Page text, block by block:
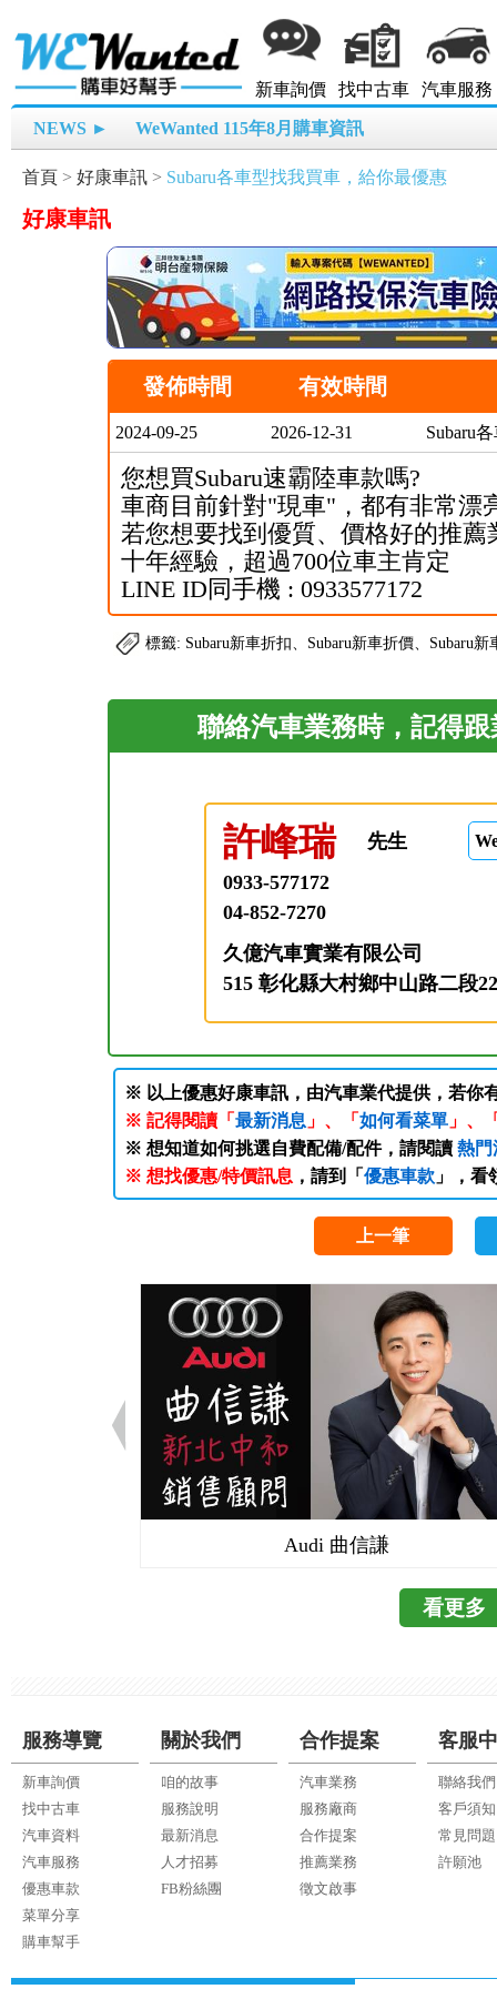
新車詢價 找中古車 汽車服務
NEWS ► WeWanted 115年8月購車資訊
首頁 > 好康車訊 > Subaru各車型找我買車，給你最優惠
好康車訊
發佈時間 有效時間
2024-09-25 2026-12-31 Subaru
您想買Subaru速霸陸車款嗎?
車商目前針對"現車"，都有非常漂
若您想要找到優質、價格好的推
十年經驗，超過700位車主肯定
LINE ID同手機 : 0933577172
標籤: Subaru新車折扣、Subaru新車折價、Subaru新
聯絡汽車業務時，記得
許峰瑞
先生
0933-577172
04-852-7270
久億汽車實業有限公司
515 彰化縣大村鄉中山路二段
※ 以上優惠好康車訊，由汽車業代提供，若你
※ 記得閱讀「最新消息 」、「如何看菜單 」、
※ 想知道如何挑選自費配備/配件，請閱讀熱門
※ 想找優惠/特價訊息 ，請到「優惠車款 」，看
上一筆
Audi 曲信謙
看更多
服務導覽
新車詢價
找中古車
汽車資料
汽車服務
優惠車款
菜單分享
購車幫手
關於我們
咱的故事
服務說明
最新消息
人才招募
FB粉絲團
合作提案
汽車業務
服務廠商
合作提案
推薦業務
徵文啟事
客服
聯絡我們
客戶須知
常見問題
許願池